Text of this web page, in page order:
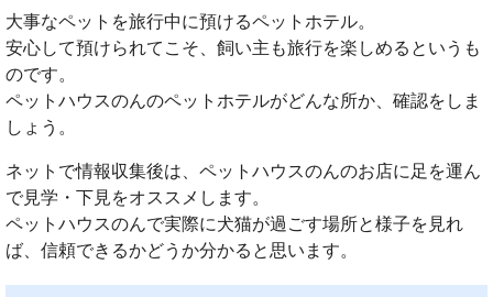
大事なペットを旅行中に預けるペットホテル。
安心して預けられてこそ、飼い主も旅行を楽しめるというも
のです。
ペットハウスのんのペットホテルがどんな所か、確認をしま
しょう。
ネットで情報収集後は、ペットハウスのんのお店に足を運ん
で見学・下見をオススメします。
ペットハウスのんで実際に犬猫が過ごす場所と様子を見れ
ば、信頼できるかどうか分かると思います。